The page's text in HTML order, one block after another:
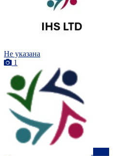
Не указана
1